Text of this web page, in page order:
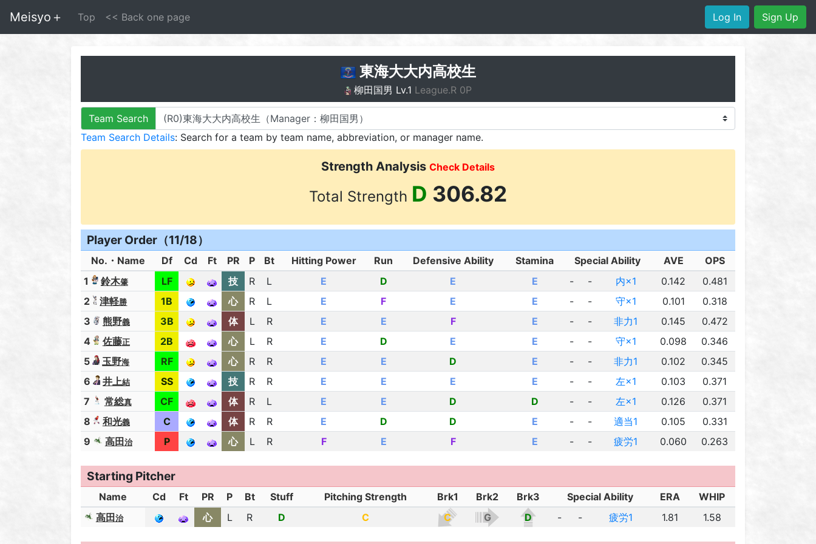
Meisyo＋ Top << Back one page Log In Sign Up
東海大大内高校生
柳田国男 Lv.1 League.R 0P
Team Search
Team Search Details: Search for a team by team name, abbreviation, or manager name.
Strength Analysis Check Details
Total Strength D 306.82
Player Order（11/18）
No.・Name Df Cd Ft PR P Bt Hitting Power Run Defensive Ability Stamina Special Ability AVE
OPS
1
鈴木肇 LF 技 R L E D E E - - 内×1 0.142
0.481
2
津軽勝 1B 心 R L E F E E - - 守×1 0.101
0.318
3
熊野義 3B 体 L R E E F E - - 非力1 0.145
0.472
4
佐藤正 2B 心 L R E D E E - - 守×1 0.098
0.346
5
玉野海 RF 心 R R E E D E - - 非力1 0.102
0.345
6
井上結 SS 技 R R E E E E - - 左×1 0.103
0.371
7
常総真 CF 体 R L E E D D - - 左×1 0.126
0.371
8
和光義 C 体 R R E D D E - - 適当1 0.105
0.331
9
高田治 P 心 L R F E F E - - 疲労1 0.060 0.263
Starting Pitcher
Name Cd Ft PR P Bt Stuff Pitching Strength Brk1 Brk2 Brk3 Special Ability ERA
WHIP
高田治 心 L R D C C G D - - 疲労1 1.81 1.58